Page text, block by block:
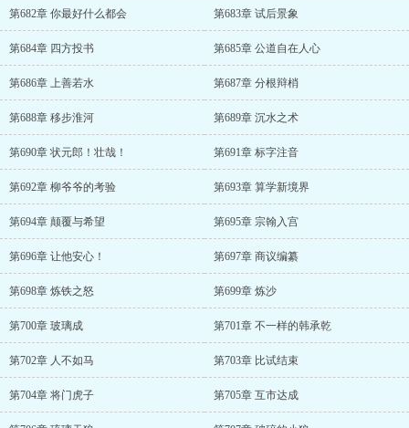
第682章 你最好什么都会 第683章 试后景象
第684章 四方投书 第685章 公道自在人心
第686章 上善若水 第687章 分根辩梢
第688章 移步淮河 第689章 沉水之术
第690章 状元郎！壮哉！ 第691章 标字注音
第692章 柳爷爷的考验 第693章 算学新境界
第694章 颠覆与希望 第695章 宗翰入宫
第696章 让他安心！ 第697章 商议编纂
第698章 炼铁之怒 第699章 炼沙
第700章 玻璃成 第701章 不一样的韩承乾
第702章 人不如马 第703章 比试结束
第704章 将门虎子 第705章 互市达成